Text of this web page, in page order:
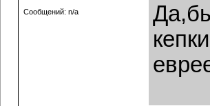
Сообщений: n/a